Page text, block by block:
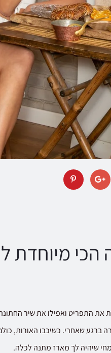
מיוחדת
התפריט ואפילו את שיר
ברגע שאחרי. כשיכבו האורות,
שיהיה לך מארז מתנה לכלה.